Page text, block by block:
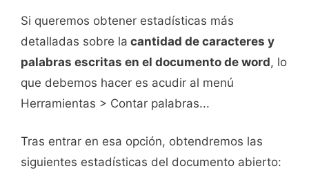
Si queremos obtener estadísticas más
detalladas sobre la cantidad de caracteres y
palabras escritas en el documento de word, lo
que debemos hacer es acudir al menú
Herramientas > Contar palabras...
Tras entrar en esa opción, obtendremos las
siguientes estadísticas del documento abierto: